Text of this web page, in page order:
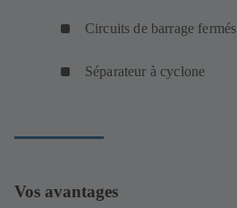
Circuits de barrage fermés
Séparateur à cyclone
Vos avantages